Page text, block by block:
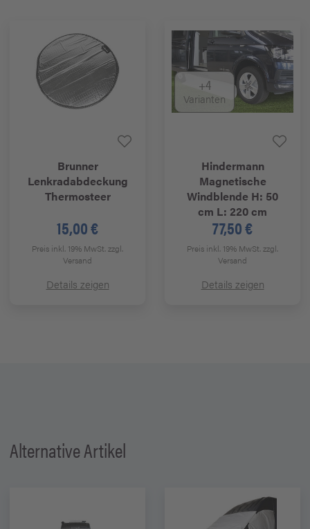
Brunner
Lenkradabdeckung
Thermosteer
15,00 €
Preis inkl. 19% MwSt.zzgl.
Versand
Details zeigen
+4
Varianten
Hindermann
Magnetische
Windblende H: 50
cm L: 220 cm
77,50 €
Preis inkl. 19% MwSt.zzgl.
Versand
Details zeigen
Alternative Artikel